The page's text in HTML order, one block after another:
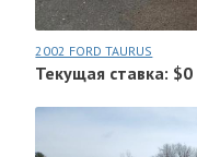
2002 FORD TAURUS
Текущая ставка: $0